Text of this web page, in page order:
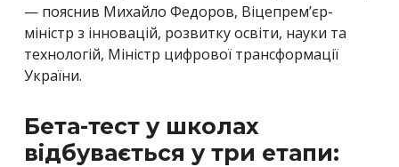
— пояснив Михайло Федоров, Віцепрем’єр-
міністр з інновацій, розвитку освіти, науки та
технологій, Міністр цифрової трансформації
України.
Бета-тест у школах
відбувається у три етапи: